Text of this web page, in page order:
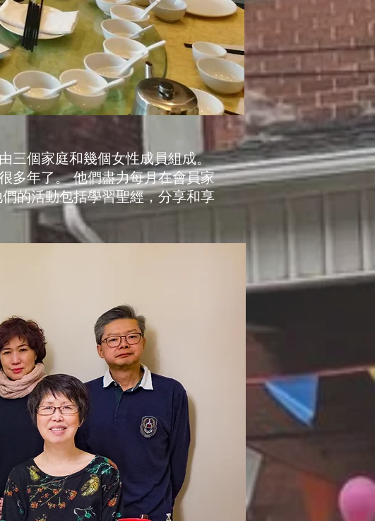
三個家庭和幾個女性成員組成。
多年了。 他們盡力每月在會員家
的活動包括學習聖經，分享和享